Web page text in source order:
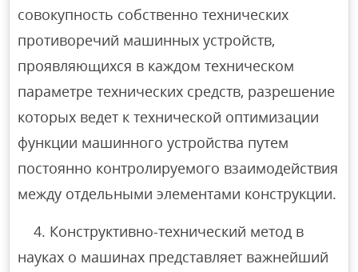
совокупность собственно технических
противоречий машинных устройств,
проявляющихся в каждом техническом
параметре технических средств, разрешение
которых ведет к технической оптимизации
функции машинного устройства путем
постоянно контролируемого взаимодействия
между отдельными элементами конструкции.
4. Конструктивно-технический метод в
науках о машинах представляет важнейший